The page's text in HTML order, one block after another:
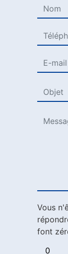
Vous
font